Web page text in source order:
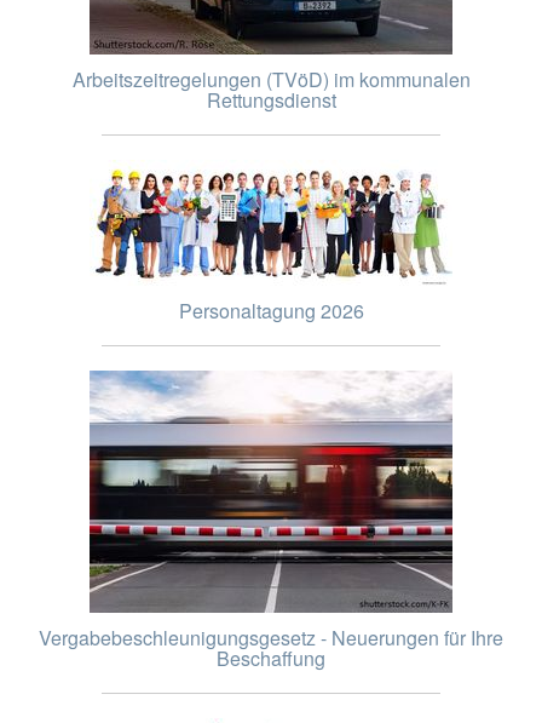
Arbeitszeitregelungen (TVöD) im kommunalen
Rettungsdienst
Personaltagung 2026
Vergabebeschleunigungsgesetz - Neuerungen für Ihre
Beschaffung